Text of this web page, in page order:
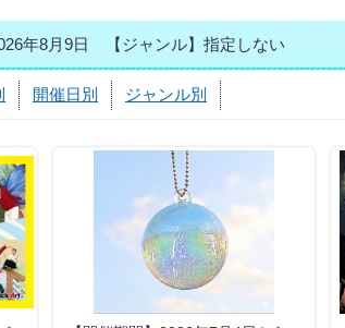
年8月9日 【ジャンル】指定しない
開催日別 ジャンル別
夏の特別イベント「